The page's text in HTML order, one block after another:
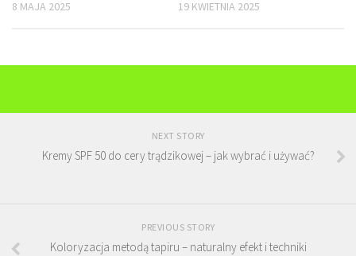
8 MAJA 2025 19 KWIETNIA 2025
NEXT STORY
Kremy SPF 50 do cery trądzikowej – jak wybrać i używać?
PREVIOUS STORY
Koloryzacja metodą tapiru – naturalny efekt i techniki